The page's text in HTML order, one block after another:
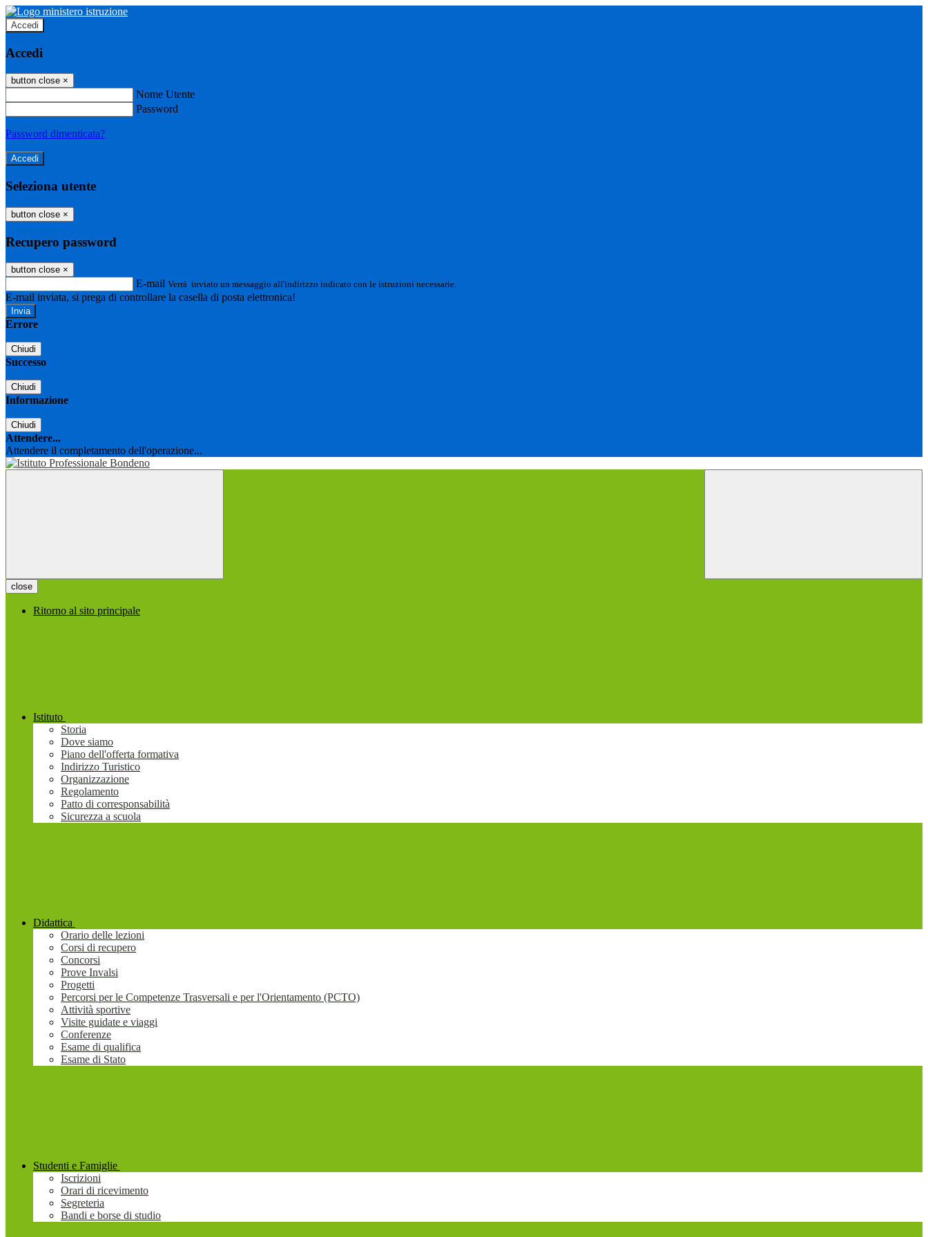
Accedi
Accedi
button close ×
Nome Utente
Password
Password dimenticata?
Seleziona utente
button close ×
Recupero password
button close ×
E-mail Verrà inviato un messaggio all'indirizzo indicato con le istruzioni necessarie.
E-mail inviata, si prega di controllare la casella di posta elettronica!
Errore
Chiudi
Successo
Chiudi
Informazione
Chiudi
Attendere...
Attendere il completamento dell'operazione...
close
Ritorno al sito principale
Istituto
Storia
Dove siamo
Piano dell'offerta formativa
Indirizzo Turistico
Organizzazione
Regolamento
Patto di corresponsabilità
Sicurezza a scuola
Didattica
Orario delle lezioni
Corsi di recupero
Concorsi
Prove Invalsi
Progetti
Percorsi per le Competenze Trasversali e per l'Orientamento (PCTO)
Attività sportive
Visite guidate e viaggi
Conferenze
Esame di qualifica
Esame di Stato
Studenti e Famiglie
Iscrizioni
Orari di ricevimento
Segreteria
Bandi e borse di studio